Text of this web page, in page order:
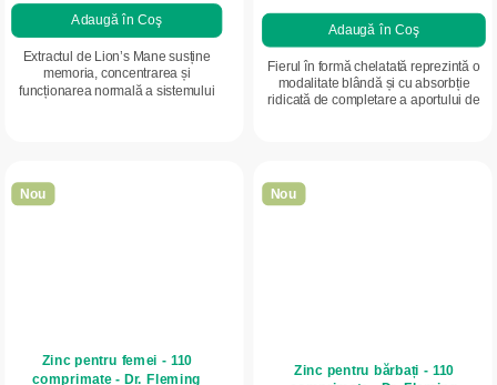
Adaugă în Coş
Extractul de Lion’s Mane susține
memoria, concentrarea și
funcționarea normală a sistemului
Adaugă în Coş
Fierul în formă chelatată reprezintă o
modalitate blândă și cu absorbție
ridicată de completare a aportului de
Nou
Zinc pentru femei - 110
comprimate - Dr. Fleming
Nou
Zinc pentru bărbați - 110